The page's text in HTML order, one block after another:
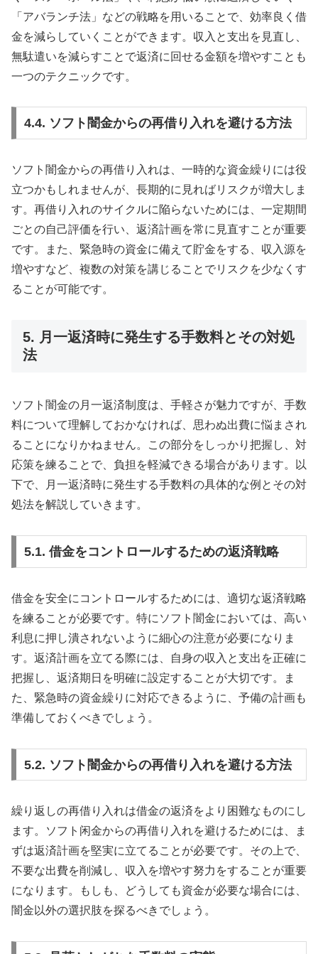
「アバランチ法」などの戦略を用いることで、効率良く借
金を減らしていくことができます。収入と支出を見直し、
無駄遣いを減らすことで返済に回せる金額を増やすことも
一つのテクニックです。
4.4. ソフト闇金からの再借り入れを避ける方法
ソフト闇金からの再借り入れは、一時的な資金繰りには役
立つかもしれませんが、長期的に見ればリスクが増大しま
す。再借り入れのサイクルに陥らないためには、一定期間
ごとの自己評価を行い、返済計画を常に見直すことが重要
です。また、緊急時の資金に備えて貯金をする、収入源を
増やすなど、複数の対策を講じることでリスクを少なくす
ることが可能です。
5. 月一返済時に発生する手数料とその対処
法
ソフト闇金の月一返済制度は、手軽さが魅力ですが、手数
料について理解しておかなければ、思わぬ出費に悩まされ
ることになりかねません。この部分をしっかり把握し、対
応策を練ることで、負担を軽減できる場合があります。以
下で、月一返済時に発生する手数料の具体的な例とその対
処法を解説していきます。
5.1. 借金をコントロールするための返済戦略
借金を安全にコントロールするためには、適切な返済戦略
を練ることが必要です。特にソフト闇金においては、高い
利息に押し潰されないように細心の注意が必要になりま
す。返済計画を立てる際には、自身の収入と支出を正確に
把握し、返済期日を明確に設定することが大切です。ま
た、緊急時の資金繰りに対応できるように、予備の計画も
準備しておくべきでしょう。
5.2. ソフト闇金からの再借り入れを避ける方法
繰り返しの再借り入れは借金の返済をより困難なものにし
ます。ソフト闲金からの再借り入れを避けるためには、ま
ずは返済計画を堅実に立てることが必要です。その上で、
不要な出費を削減し、収入を増やす努力をすることが重要
になります。もしも、どうしても資金が必要な場合には、
闇金以外の選択肢を探るべきでしょう。